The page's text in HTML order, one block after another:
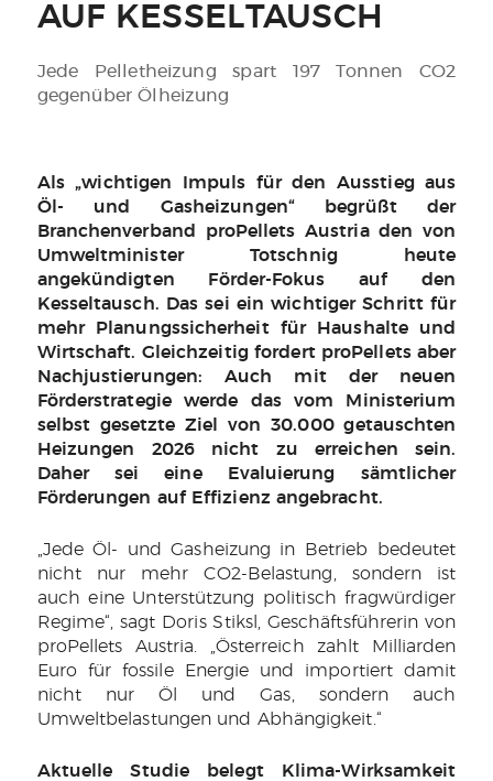
UF KESSELTAUSCH
Jede Pelletheizung spart 197 Tonnen CO2
gegenüber Ölheizung
Als „wichtigen Impuls für den Ausstieg aus
Öl- und Gasheizungen“ begrüßt der
Branchenverband proPellets Austria den von
Umweltminister Totschnig heute
angekündigten Förder-Fokus auf den
Kesseltausch. Das sei ein wichtiger Schritt für
mehr Planungssicherheit für Haushalte und
Wirtschaft. Gleichzeitig fordert proPellets aber
Nachjustierungen: Auch mit der neuen
Förderstrategie werde das vom Ministerium
selbst gesetzte Ziel von 30.000 getauschten
Heizungen 2026 nicht zu erreichen sein.
Daher sei eine Evaluierung sämtlicher
Förderungen auf Effizienz angebracht.
„Jede Öl- und Gasheizung in Betrieb bedeutet
nicht nur mehr CO2-Belastung, sondern ist
auch eine Unterstützung politisch fragwürdiger
Regime“, sagt Doris Stiksl, Geschäftsführerin von
proPellets Austria. „Österreich zahlt Milliarden
Euro für fossile Energie und importiert damit
nicht nur Öl und Gas, sondern auch
Umweltbelastungen und Abhängigkeit.“
Aktuelle Studie belegt Klima-Wirksamkeit